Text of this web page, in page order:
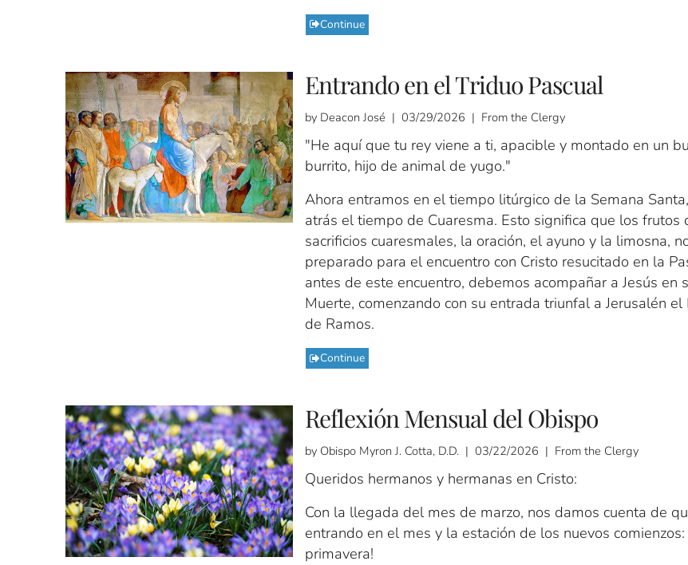
Continue
Entrando en el Triduo Pascual
by Deacon José | 03/29/2026 | From the Clergy
"He aquí que tu rey viene a ti, apacible y montado en un
burrito, hijo de animal de yugo."
Ahora entramos en el tiempo litúrgico de la Semana
atrás el tiempo de Cuaresma. Esto significa que los frutos
sacrificios cuaresmales, la oración, el ayuno y la limosna,
preparado para el encuentro con Cristo resucitado en la
antes de este encuentro, debemos acompañar a Jesús en
Muerte, comenzando con su entrada triunfal a Jerusalén
de Ramos.
Continue
Reflexión Mensual del Obispo
by Obispo Myron J. Cotta, D.D. | 03/22/2026 | From the Clergy
Queridos hermanos y hermanas en Cristo:
Con la llegada del mes de marzo, nos damos cuenta de
entrando en el mes y la estación de los nuevos comienzos:
primavera!